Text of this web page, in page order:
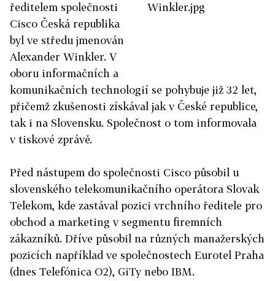
ředitelem společnosti
Cisco Česká republika
byl ve středu jmenován
Alexander Winkler. V
oboru informačních a
komunikačních technologií se pohybuje již 32 let,
přičemž zkušenosti získával jak v České republice,
tak i na Slovensku. Společnost o tom informovala
v tiskové zprávě.
Před nástupem do společnosti Cisco působil u
slovenského telekomunikačního operátora Slovak
Telekom, kde zastával pozici vrchního ředitele pro
obchod a marketing v segmentu firemních
zákazníků. Dříve působil na různých manažerských
pozicích například ve společnostech Eurotel Praha
(dnes Telefónica O2), GiTy nebo IBM.